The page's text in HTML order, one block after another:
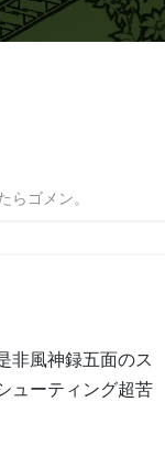
らゴメン。
非風神録五面のス
ューティング超苦